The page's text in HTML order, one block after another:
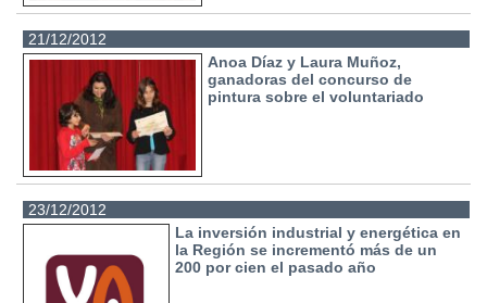
21/12/2012
Anoa Díaz y Laura Muñoz,
ganadoras del concurso de
pintura sobre el voluntariado
23/12/2012
La inversión industrial y energética en
la Región se incrementó más de un
200 por cien el pasado año